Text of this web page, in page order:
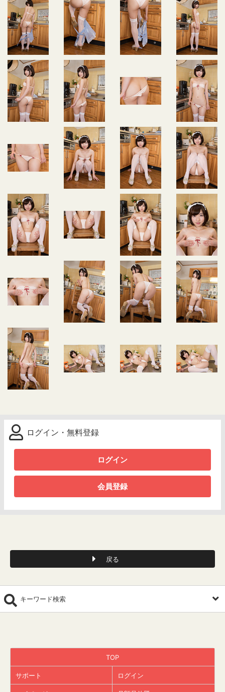
ログイン・無料登録
ログイン
会員登録
戻る
キーワード検索
TOP
サポート ログイン